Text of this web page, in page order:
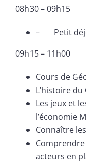
08h30 – 09h15
– Petit
09h15 – 11h00
Cours de
L’histoire
Les jeux et
l’économie
Connaître
acteurs en